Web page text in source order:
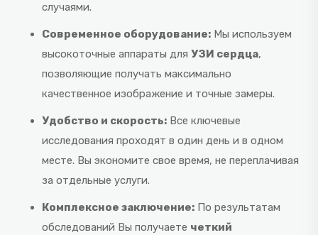
случаями.
Современное оборудование: Мы используем
высокоточные аппараты для УЗИ сердца,
позволяющие получать максимально
качественное изображение и точные замеры.
Удобство и скорость: Все ключевые
исследования проходят в один день и в одном
месте. Вы экономите свое время, не переплачивая
за отдельные услуги.
Комплексное заключение: По результатам
обследований Вы получаете четкий